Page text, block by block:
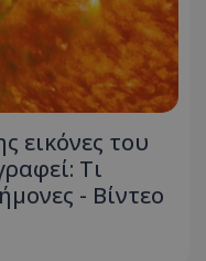
εικόνες του
Τι
- Βίντεο